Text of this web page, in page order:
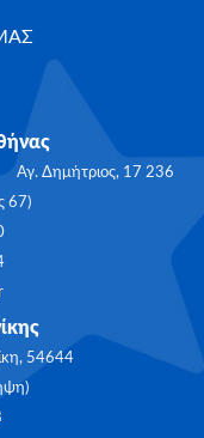
Δημήτριος, 17 236
67)
54644